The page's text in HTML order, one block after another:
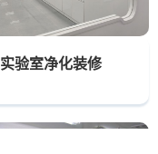
实验室净化装修